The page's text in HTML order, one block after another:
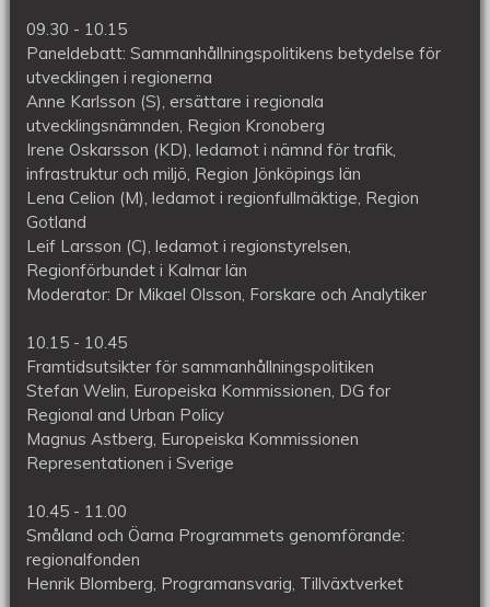
09.30 - 10.15
Paneldebatt: Sammanhållningspolitikens betydelse för
utvecklingen i regionerna
Anne Karlsson (S), ersättare i regionala
utvecklingsnämnden, Region Kronoberg
Irene Oskarsson (KD), ledamot i nämnd för trafik,
infrastruktur och miljö, Region Jönköpings län
Lena Celion (M), ledamot i regionfullmäktige, Region
Gotland
Leif Larsson (C), ledamot i regionstyrelsen,
Regionförbundet i Kalmar län
Moderator: Dr Mikael Olsson, Forskare och Analytiker
10.15 - 10.45
Framtidsutsikter för sammanhållningspolitiken
Stefan Welin, Europeiska Kommissionen, DG for
Regional and Urban Policy
Magnus Astberg, Europeiska Kommissionen
Representationen i Sverige
10.45 - 11.00
Småland och Öarna Programmets genomförande:
regionalfonden
Henrik Blomberg, Programansvarig, Tillväxtverket